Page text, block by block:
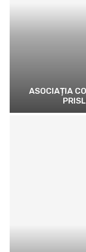
ASOCIAȚIA